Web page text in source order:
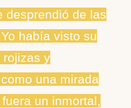
desprendió de las
había visto su
rojizas y
una mirada
un inmortal,